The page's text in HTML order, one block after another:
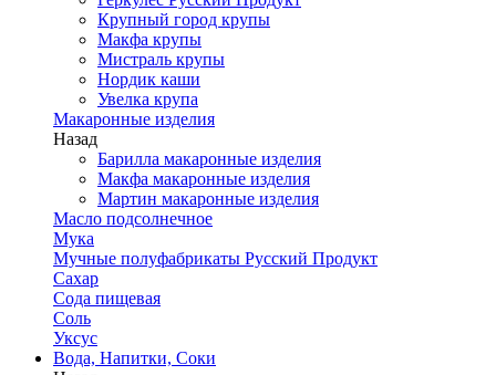
Крупный город крупы
Макфа крупы
Мистраль крупы
Нордик каши
Увелка крупа
Макаронные изделия
Назад
Барилла макаронные изделия
Макфа макаронные изделия
Мартин макаронные изделия
Масло подсолнечное
Мука
Мучные полуфабрикаты Русский Продукт
Сахар
Сода пищевая
Соль
Уксус
Вода, Напитки, Соки